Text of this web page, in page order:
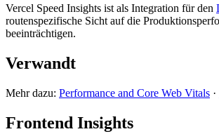
Vercel Speed Insights ist als Integration für den
routenspezifische Sicht auf die
beeinträchtigen.
Verwandt
Mehr dazu: Performance and Core Web Vitals ·
Frontend Insights